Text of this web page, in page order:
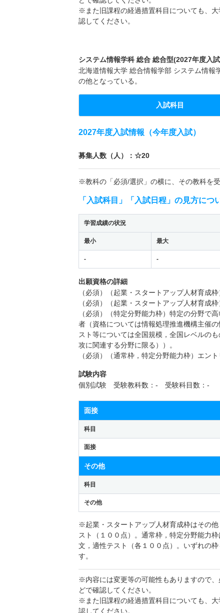
※また旧課程の経過措置科目についても、
認してください。
システム情報学科 総合 総合型(2027年度入
北海道情報大学 総合情報学部 システム情
の他となっている。
入試科目
2027年度入試情報（今年度入試）
募集人数（人）：☆20
※教科の「必須/選択」の横に、その教科を
「入試科目」「入試日程」の見方につ
学習成績の状況
最小
最大
- -
出願資格の詳細
（必須）（起業・スタートアップ人材育成
（必須）（起業・スタートアップ人材育成
（必須）（特定分野能力枠）特定の分野で
者（資格については情報処理推進機構主催
スト等については全国規模，全国レベルの
攻に関連する分野に限る））。
（必須）（通常枠，特定分野能力枠）エン
試験内容
個別試験 受験教科数：- 受験科目数：-
面接
科目
面接
その他
科目
その他
※起業・スタートアップ人材育成枠はその
スト（１００点）。通常枠，特定分野能力
文，適性テスト（各１００点）。いずれの
す。
※内容には変更等の可能性もありますので
どで確認してください。
※また旧課程の経過措置科目についても、
認してください。